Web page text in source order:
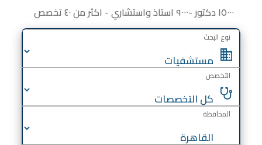
١٥٠٠٠ دكتور -٩٠٠٠ استاذ واستشاري - اكثر من ٤٠ تخصص
نوع البحث
التخصص
المحافظة